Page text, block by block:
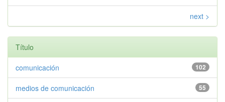
next >
Título
102
comunicación
55
medios de comunicación